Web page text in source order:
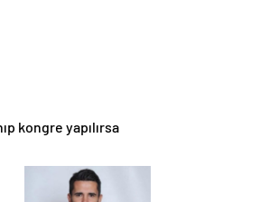
kongre yapılırsa